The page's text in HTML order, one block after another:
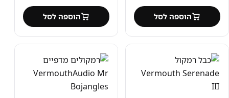
הוספה לסל הוספה לסל